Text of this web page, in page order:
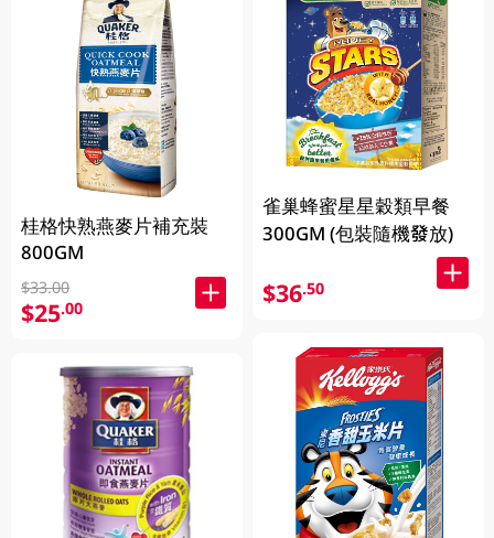
桂格快熟燕麥片補充裝
800GM
$33.00
$25.00
雀巢蜂蜜星星穀類早餐
300GM (包裝隨機發放)
$36.50